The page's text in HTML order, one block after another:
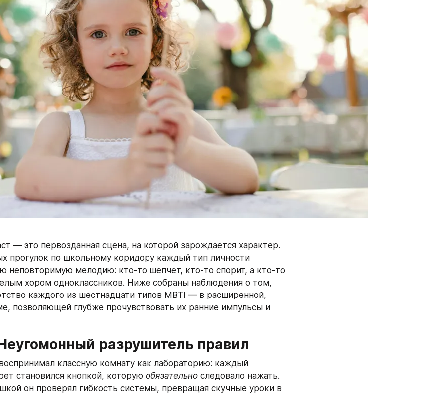
— это первозданная сцена, на которой зарождается характер.
прогулок по школьному коридору каждый тип личности
неповторимую мелодию: кто‑то шепчет, кто‑то спорит, а кто‑то
хором одноклассников. Ниже собраны наблюдения о том,
каждого из шестнадцати типов MBTI — в расширенной,
позволяющей глубже прочувствовать их ранние импульсы и
разрушитель правил
классную комнату как лабораторию: каждый
становился кнопкой, которую обязательно следовало нажать.
он проверял гибкость системы, превращая скучные уроки в